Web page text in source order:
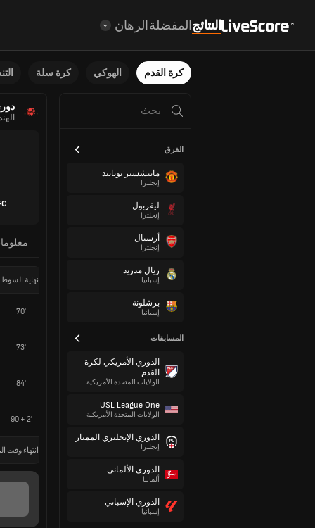
النتائجالمفضلةالرهان
كرة القدم الهوكي كرة سلة
الفرق
مانتشستر يونايتد
إنجلترا
ليفربول
إنجلترا
أرسنال
إنجلترا
ريال مدريد
إسبانيا
برشلونة
إسبانيا
المسابقات
الدوري الأمريكي لكرة
القدم
الولايات المتحدة الأمريكية
USL League One
الولايات المتحدة الأمريكية
الدوري الإنجليزي الممتاز
إنجلترا
الدوري الألماني
ألمانيا
الدوري الإسباني
إسبانيا
نهاية الشوط
70'
73'
84'
90 + 2'
انتهاء وقت